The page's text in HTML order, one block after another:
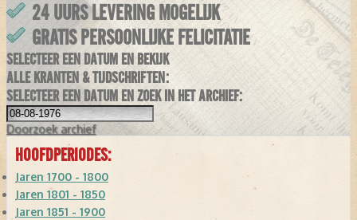
24 UURS LEVERING MOGELIJK
GRATIS PERSOONLIJKE FELICITATIE
SELECTEER EEN DATUM EN BEKIJK
ALLE KRANTEN & TIJDSCHRIFTEN:
SELECTEER EEN DATUM EN ZOEK IN HET ARCHIEF:
Doorzoek archief
HOOFDPERIODES:
Jaren 1700 - 1800
Jaren 1801 - 1850
Jaren 1851 - 1900